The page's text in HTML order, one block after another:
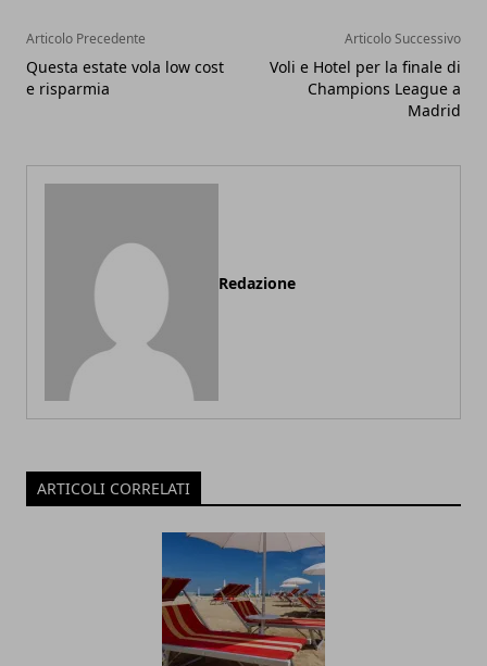
Articolo Precedente
Questa estate vola low cost
e risparmia
Articolo Successivo
Voli e Hotel per la finale di
Champions League a
Madrid
Redazione
ARTICOLI CORRELATI